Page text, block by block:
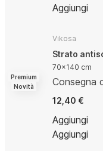
Aggiungi
Premium
Novità
Vikosa
Strato
70x140 cm
Consegna
12,40 €
Aggiungi
Aggiungi